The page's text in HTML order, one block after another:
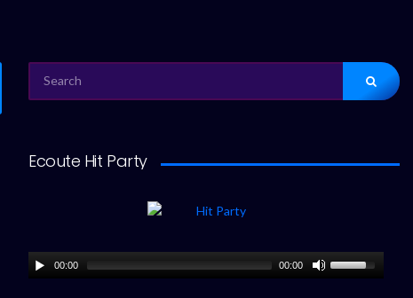
FOR:
Ecoute Hit Party
00:00 00:00